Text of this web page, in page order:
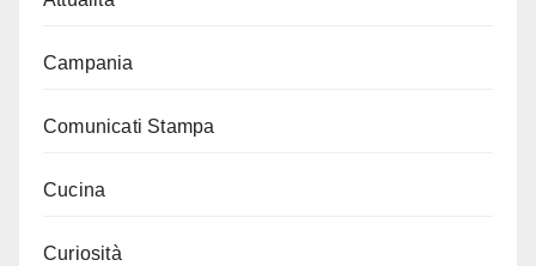
Campania
Comunicati Stampa
Cucina
Curiosità